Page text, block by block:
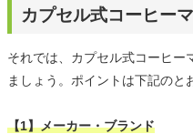
カプセル式コーヒー
それでは、カプセル式コーヒー
ましょう。ポイントは下記のと
【1】メーカー・ブランド